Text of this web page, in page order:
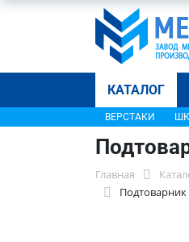
КАТАЛОГ
ВЕРСТАКИ
Главная
Подтоварник